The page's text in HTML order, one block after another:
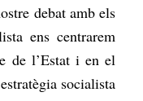
debat amb els
ens centrarem
de l’Estat i en el
socialista